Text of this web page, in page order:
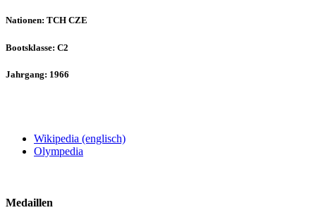
Nationen: TCH CZE
Bootsklasse: C2
Jahrgang: 1966
Wikipedia (englisch)
Olympedia
Medaillen